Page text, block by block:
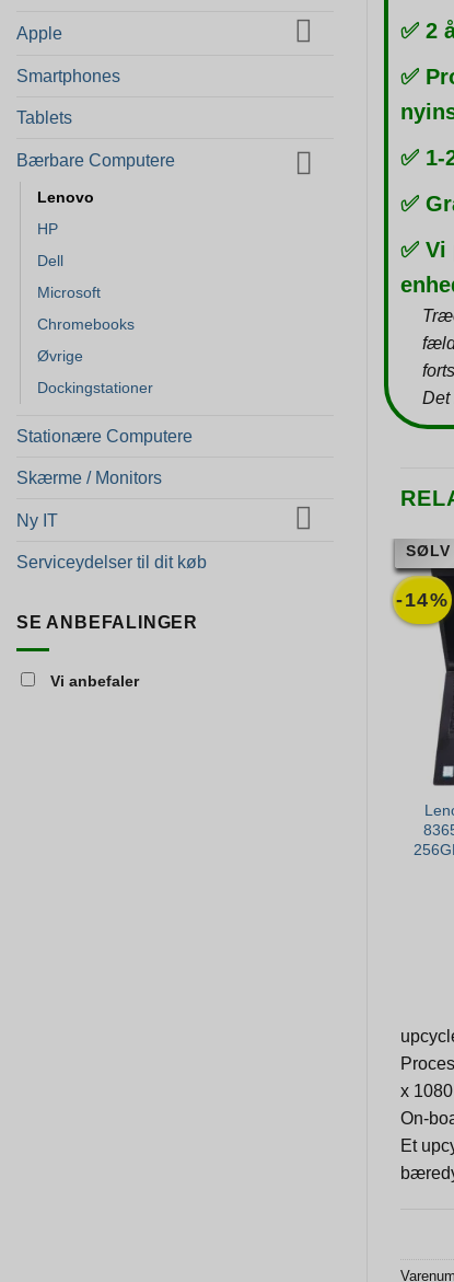
Apple
Smartphones
Tablets
Bærbare Computere
Lenovo
HP
Dell
Microsoft
Chromebooks
Øvrige
Dockingstationer
Stationære Computere
Skærme / Monitors
Ny IT
Serviceydelser til dit køb
SE ANBEFALINGER
Vi anbefaler
✅ 2
✅
✅
✅
✅
Det
-14%
SØLV
x
On-
Et